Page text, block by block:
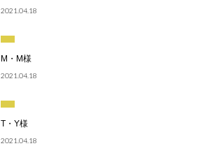
2021.04.18
M・M様
2021.04.18
T・Y様
2021.04.18